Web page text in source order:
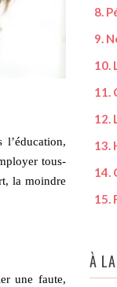
tous-
la moindre
une faute,
8.
9.
10.
11.
12.
13.
14.
15.
À